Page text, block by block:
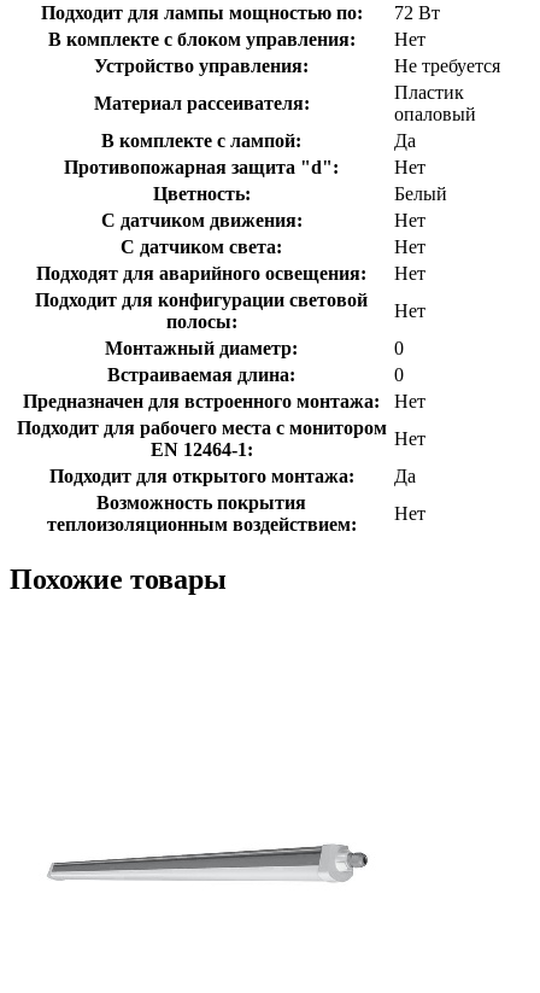
Подходит для лампы мощностью по:
72 Вт
В комплекте с блоком управления:
Нет
Устройство управления:
Не требуется
Материал рассеивателя:
Пластик
опаловый
В комплекте с лампой:
Да
Противопожарная защита "d":
Нет
Цветность:
Белый
С датчиком движения:
Нет
С датчиком света:
Нет
Подходят для аварийного освещения:
Нет
Подходит для конфигурации световой
полосы:
Нет
Монтажный диаметр:
0
Встраиваемая длина:
0
Предназначен для встроенного монтажа:
Нет
Подходит для рабочего места с монитором
EN 12464-1:
Нет
Подходит для открытого монтажа:
Да
Возможность покрытия
теплоизоляционным воздействием:
Нет
Похожие товары